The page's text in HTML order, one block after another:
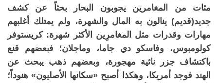
مئات من المغامرين يجوبون البحار بحثاً عن كشف
جديد(قديم) ينالون به المال والشهرة، ولم يمتلك أغلبهم
مهارات وقدرات مثل المغامرِين الأكثر شهرة: كريستوفر
كولومبوس، وفاسكو دي جاما، وماجلان؛ فبعضهم قنع
باكتشاف جزر نائية مهجورة، وبعضهم ذهب يبحث عن
الهند فوجد أمريكا، وهكذا أصبح «سكانها الأصليون» هنوداً؛